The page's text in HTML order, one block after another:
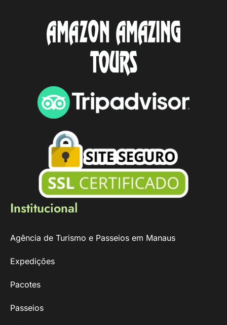
Institucional
Agência de Turismo e Passeios em Manaus
Expedições
Pacotes
Passeios